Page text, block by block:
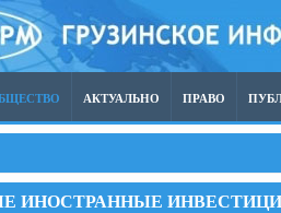
АКТУАЛЬНО ПРАВО
ИНОСТРАННЫЕ